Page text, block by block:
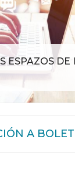
ESPAZOS
A